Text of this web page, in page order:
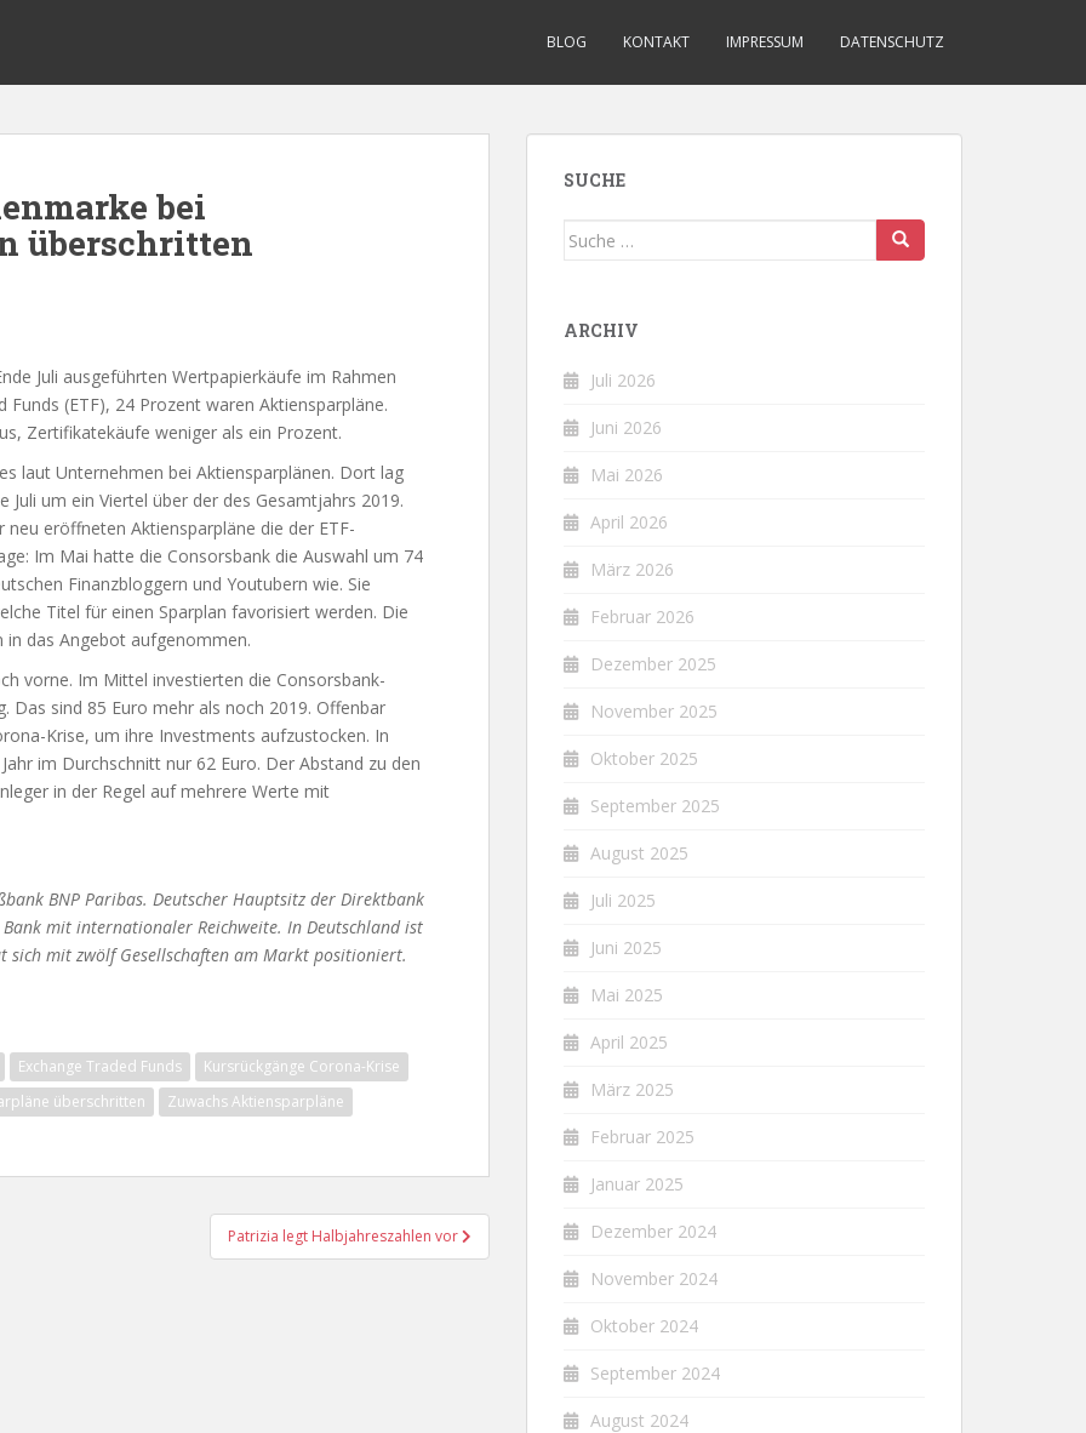
BLOG KONTAKT IMPRESSUM DATENSCHUTZ
bei
überschritten
Juli ausgeführten Wertpapierkäufe im Rahmen
(ETF), 24 Prozent waren Aktiensparpläne.
Zertifikatekäufe weniger als ein Prozent.
laut Unternehmen bei Aktiensparplänen. Dort lag
Juli um ein Viertel über der des Gesamtjahrs 2019.
eröffneten Aktiensparpläne die der ETF-
Im Mai hatte die Consorsbank die Auswahl um 74
Finanzbloggern und Youtubern wie. Sie
Titel für einen Sparplan favorisiert werden. Die
das Angebot aufgenommen.
vorne. Im Mittel investierten die Consorsbank-
Das sind 85 Euro mehr als noch 2019. Offenbar
Krise, um ihre Investments aufzustocken. In
im Durchschnitt nur 62 Euro. Der Abstand zu den
in der Regel auf mehrere Werte mit
BNP Paribas. Deutscher Hauptsitz der Direktbank
mit internationaler Reichweite. In Deutschland ist
sich mit zwölf Gesellschaften am Markt positioniert.
Exchange Traded Funds
Kursrückgänge Corona-Krise
überschritten Zuwachs Aktiensparpläne
Patrizia legt Halbjahreszahlen vor
SUCHE
Suche
ARCHIV
Juli 2026
Juni 2026
Mai 2026
April 2026
März 2026
Februar 2026
Dezember 2025
November 2025
Oktober 2025
September 2025
August 2025
Juli 2025
Juni 2025
Mai 2025
April 2025
März 2025
Februar 2025
Januar 2025
Dezember 2024
November 2024
Oktober 2024
September 2024
August 2024